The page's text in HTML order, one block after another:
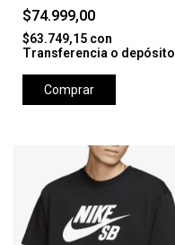
$74.999,00
$63.749,15 con
Transferencia o depósito
Comprar